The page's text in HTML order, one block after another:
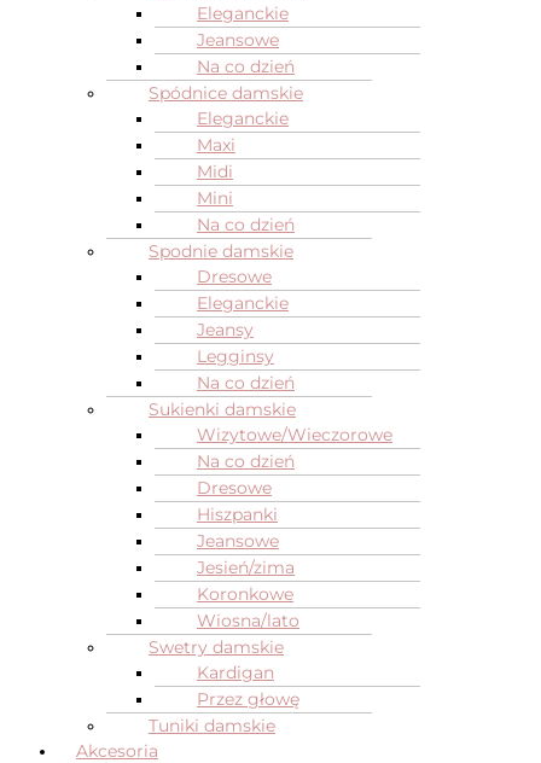
Eleganckie
Jeansowe
Na co dzień
Spódnice damskie
Eleganckie
Maxi
Midi
Mini
Na co dzień
Spodnie damskie
Dresowe
Eleganckie
Jeansy
Legginsy
Na co dzień
Sukienki damskie
Wizytowe/Wieczorowe
Na co dzień
Dresowe
Hiszpanki
Jeansowe
Jesień/zima
Koronkowe
Wiosna/lato
Swetry damskie
Kardigan
Przez głowę
Tuniki damskie
Akcesoria